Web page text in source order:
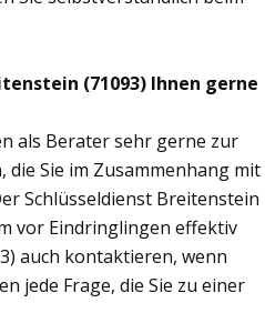
(71093) Ihnen gerne
als Berater sehr gerne zur
Sie im Zusammenhang mit
Schlüsseldienst Breitenstein
vor Eindringlingen effektiv
auch kontaktieren, wenn
jede Frage, die Sie zu einer